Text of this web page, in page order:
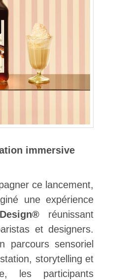
immersive
ce lancement,
une expérience
réunissant
et designers.
parcours sensoriel
storytelling et
les participants